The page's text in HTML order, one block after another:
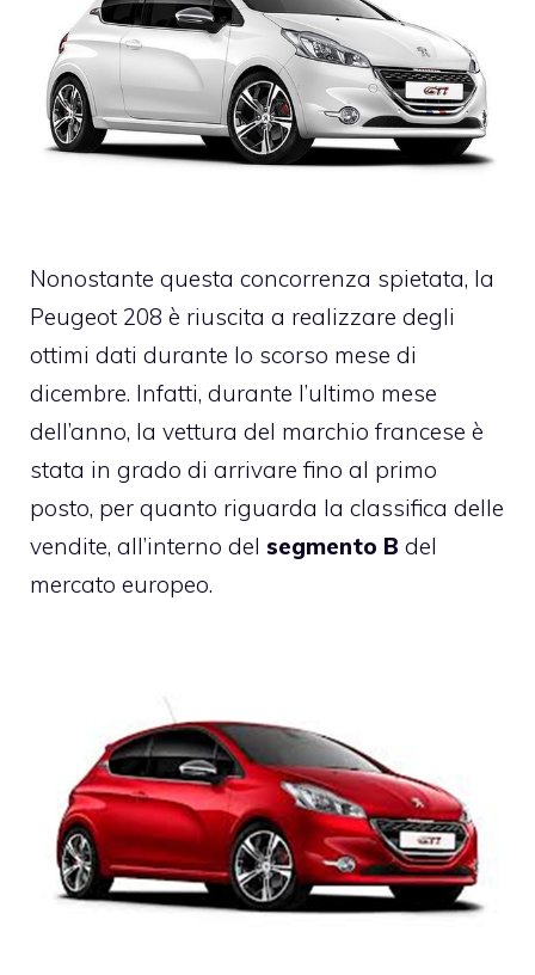
Nonostante questa concorrenza spietata, la
Peugeot 208 è riuscita a realizzare degli
ottimi dati durante lo scorso mese di
dicembre. Infatti, durante l’ultimo mese
dell’anno, la vettura del marchio francese è
stata in grado di arrivare fino al primo
posto, per quanto riguarda la classifica delle
vendite, all’interno del segmento B del
mercato europeo.